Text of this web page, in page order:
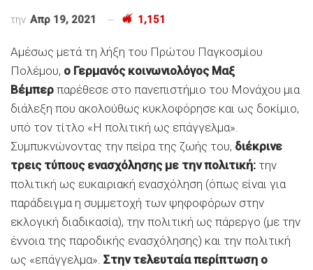
την Απρ 19, 2021 1,151
Αμέσως μετά τη λήξη του Πρώτου Παγκοσμίου
Πολέμου, ο Γερμανός κοινωνιολόγος Μαξ
Βέμπερ παρέθεσε στο πανεπιστήμιο του Μονάχου μια
διάλεξη που ακολούθως κυκλοφόρησε και ως δοκίμιο,
υπό τον τίτλο «Η πολιτική ως επάγγελμα».
Συμπυκνώνοντας την πείρα της ζωής του, διέκρινε
τρεις τύπους ενασχόλησης με την πολιτική: την
πολιτική ως ευκαιριακή ενασχόληση (όπως είναι για
παράδειγμα η συμμετοχή των ψηφοφόρων στην
εκλογική διαδικασία), την πολιτική ως πάρεργο (με την
έννοια της παροδικής ενασχόλησης) και την πολιτική
ως «επάγγελμα». Στην τελευταία περίπτωση ο